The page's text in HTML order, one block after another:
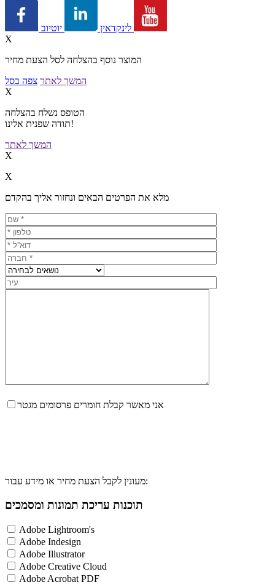
לינקדאין
X
המוצר נוסף בהצלחה לסל הצעת מחיר
המשך לאתר צפה בסל
X
הטופס נשלח בהצלחה
תודה שפנית אלינו!
המשך לאתר
X
X
מלא את הפרטים הבאים ונחזור אליך בהקדם
אני מאשר קבלת חומרים פרסומים מגטר
מעונין לקבל הצעת מחיר או מידע עבור:
תוכנות עריכת תמונות ומסמכים
Adobe Lightroom's
Adobe Indesign
Adobe Illustrator
Adobe Creative Cloud
Adobe Acrobat PDF